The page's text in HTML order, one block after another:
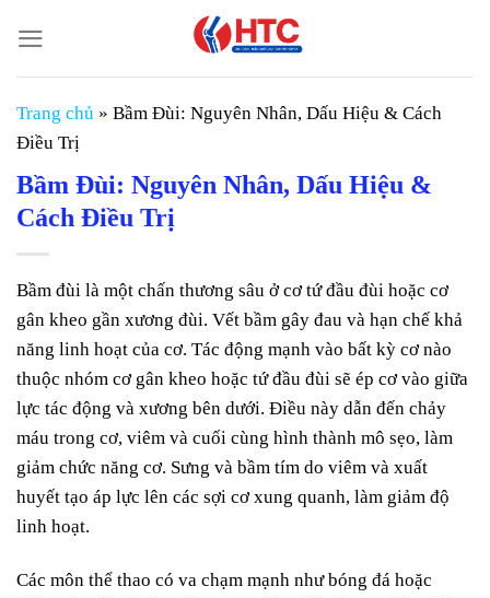
đến
nội
dung
Trang chủ » Bầm Đùi: Nguyên Nhân, Dấu Hiệu & Cách
Điều Trị
Bầm Đùi: Nguyên Nhân, Dấu Hiệu &
Cách Điều Trị
Bầm đùi là một chấn thương sâu ở cơ tứ đầu đùi hoặc cơ
gân kheo gần xương đùi. Vết bầm gây đau và hạn chế khả
năng linh hoạt của cơ. Tác động mạnh vào bất kỳ cơ nào
thuộc nhóm cơ gân kheo hoặc tứ đầu đùi sẽ ép cơ vào giữa
lực tác động và xương bên dưới. Điều này dẫn đến chảy
máu trong cơ, viêm và cuối cùng hình thành mô sẹo, làm
giảm chức năng cơ. Sưng và bầm tím do viêm và xuất
huyết tạo áp lực lên các sợi cơ xung quanh, làm giảm độ
linh hoạt.
Các môn thể thao có va chạm mạnh như bóng đá hoặc